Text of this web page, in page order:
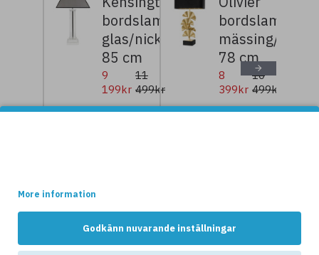
More information
Godkänn nuvarande inställningar
bordslampa
glas/nickel/grå
85 cm
9
199kr
11
499kr
bordslampa
mässing/svart
78 cm
8
399kr
10
499kr